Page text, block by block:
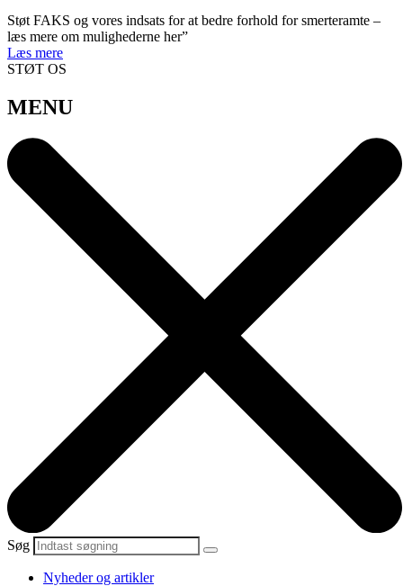
Støt FAKS og vores indsats for at bedre forhold for smerteramte –
læs mere om mulighederne her”
Læs mere
STØT OS
MENU
Søg
Nyheder og artikler